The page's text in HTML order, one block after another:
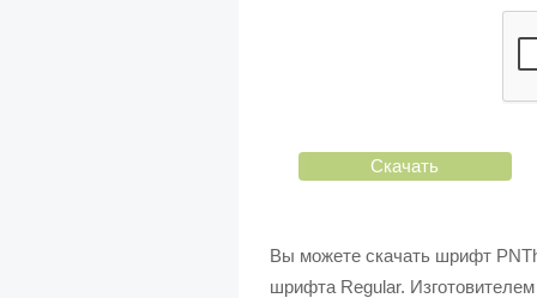
Скачать
Вы можете скачать шрифт
шрифта Regular.